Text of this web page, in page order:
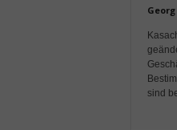
sind